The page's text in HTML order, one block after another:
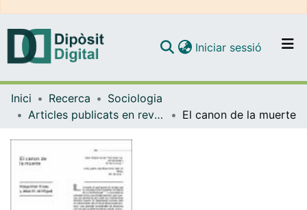
Navega per tot el DD
Iniciar sessió (current)
Inici Recerca
Sociologia
Articles publicats en revistes (Sociologia)
El canon de la muerte